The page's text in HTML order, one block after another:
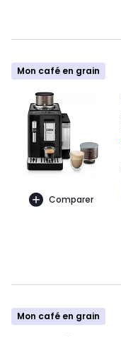
Mon café en grain
Comparer
Mon café en grain